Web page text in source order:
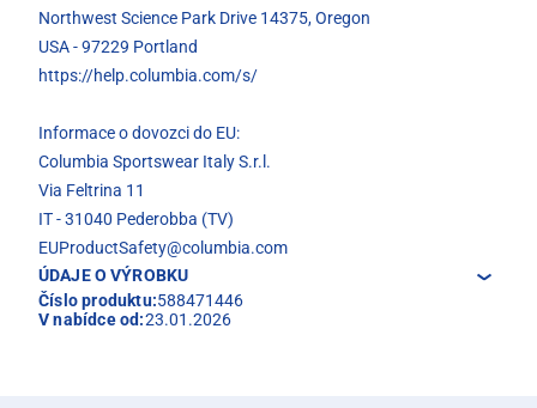
Northwest Science Park Drive 14375, Oregon
USA - 97229 Portland
https://help.columbia.com/s/
Informace o dovozci do EU:
Columbia Sportswear Italy S.r.l.
Via Feltrina 11
IT - 31040 Pederobba (TV)
EUProductSafety@columbia.com
ÚDAJE O VÝROBKU
Číslo produktu:588471446
V nabídce od:23.01.2026